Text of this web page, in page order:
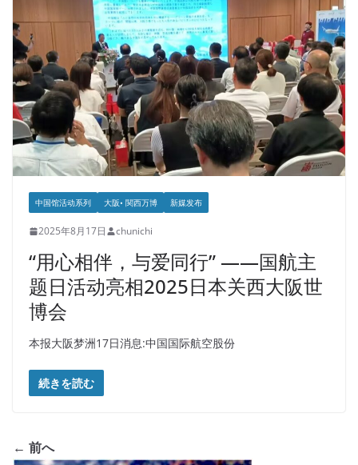
中国馆活动系列 大阪• 関西万博 新媒发布
2025年8月17日 chunichi
“用心相伴，与爱同行” ——国航主
题日活动亮相2025日本关西大阪世
博会
本报大阪梦洲17日消息:中国国际航空股份
続きを読む
← 前へ